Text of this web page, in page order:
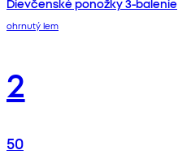
ohrnutý lem
2
50